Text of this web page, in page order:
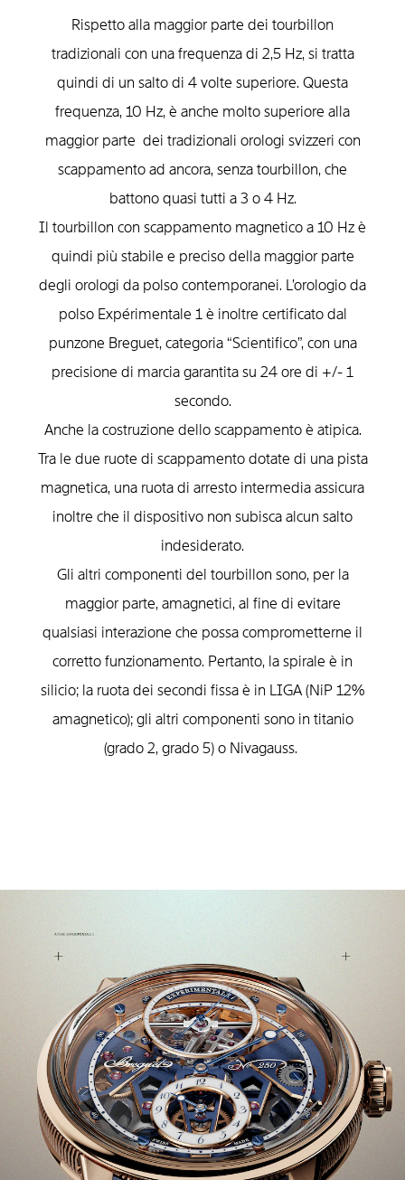
Rispetto alla maggior parte dei tourbillon
tradizionali con una frequenza di 2,5 Hz, si tratta
quindi di un salto di 4 volte superiore. Questa
frequenza, 10 Hz, è anche molto superiore alla
maggior parte dei tradizionali orologi svizzeri con
scappamento ad ancora, senza tourbillon, che
battono quasi tutti a 3 o 4 Hz.
Il tourbillon con scappamento magnetico a 10 Hz è
quindi più stabile e preciso della maggior parte
degli orologi da polso contemporanei. L’orologio da
polso Expérimentale 1 è inoltre certificato dal
punzone Breguet, categoria “Scientifico”, con una
precisione di marcia garantita su 24 ore di +/- 1
secondo.
Anche la costruzione dello scappamento è atipica.
Tra le due ruote di scappamento dotate di una pista
magnetica, una ruota di arresto intermedia assicura
inoltre che il dispositivo non subisca alcun salto
indesiderato.
Gli altri componenti del tourbillon sono, per la
maggior parte, amagnetici, al fine di evitare
qualsiasi interazione che possa comprometterne il
corretto funzionamento. Pertanto, la spirale è in
silicio; la ruota dei secondi fissa è in LIGA (NiP 12%
amagnetico); gli altri componenti sono in titanio
(grado 2, grado 5) o Nivagauss.